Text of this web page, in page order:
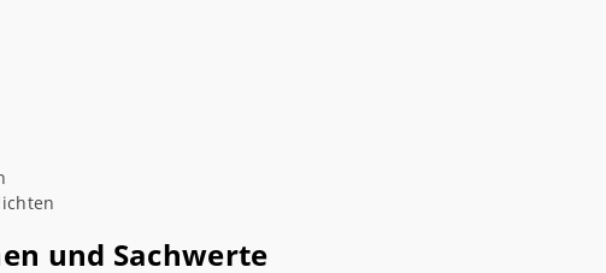
und Sachwerte